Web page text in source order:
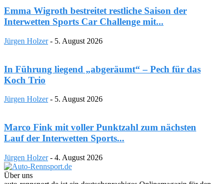
Emma Wigroth bestreitet restliche Saison der
Interwetten Sports Car Challenge mit...
Jürgen Holzer - 5. August 2026
In Führung liegend „abgeräumt“ – Pech für das
Koch Trio
Jürgen Holzer - 5. August 2026
Marco Fink mit voller Punktzahl zum nächsten
Lauf der Interwetten Sports...
Jürgen Holzer - 4. August 2026
Über uns